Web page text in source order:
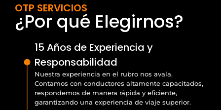
OTP SERVICIOS
¿Por qué Elegirnos?
15 Años de Experiencia y
Responsabilidad
Nuestra experiencia en el rubro nos avala.
Contamos con conductores altamente capacitados,
respondemos de manera rápida y eficiente,
garantizando una experiencia de viaje superior.